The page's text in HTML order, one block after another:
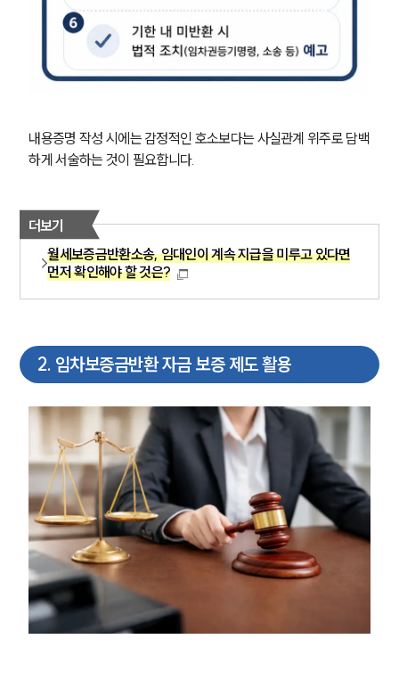
내용증명 작성 시에는 감정적인 호소보다는 사실관계 위주로 담백
하게 서술하는 것이 필요합니다.
더보기
월세보증금반환소송, 임대인이 계속 지급을 미루고 있다면
먼저 확인해야 할 것은?
2. 임차보증금반환 자금 보증 제도 활용